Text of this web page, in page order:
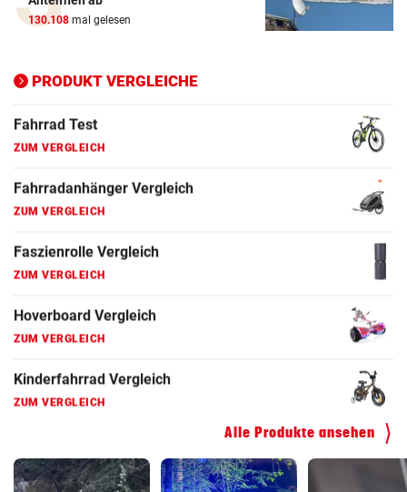
130.108 mal gelesen
PRODUKT VERGLEICHE
ZUM VERGLEICH
ZUM VERGLEICH
Fahrradanhänger Vergleich
Faszienrolle Vergleich
Hoverboard Vergleich
Kinderfahrrad Vergleich
Alle Produkte ansehen